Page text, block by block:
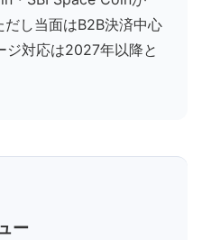
し当面はB2B決済中心
ジ対応は2027年以降と
ー